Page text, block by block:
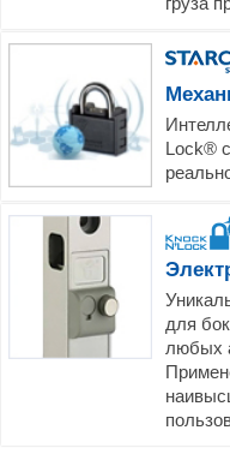
Lock®
для
любых